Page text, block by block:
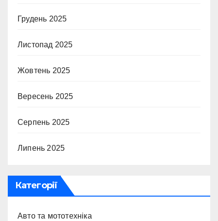
Грудень 2025
Листопад 2025
Жовтень 2025
Вересень 2025
Серпень 2025
Липень 2025
Категорії
Авто та мототехніка